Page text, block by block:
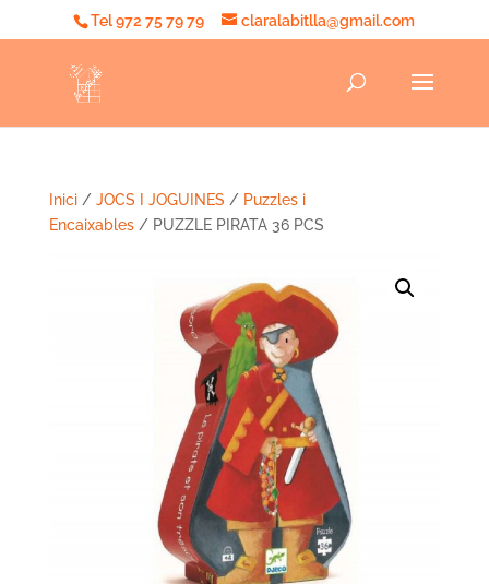
Tel 972 75 79 79 claralabitlla@gmail.com
Inici/ JOCS I JOGUINES / Puzzles i
Encaixables/ PUZZLE PIRATA 36 PCS